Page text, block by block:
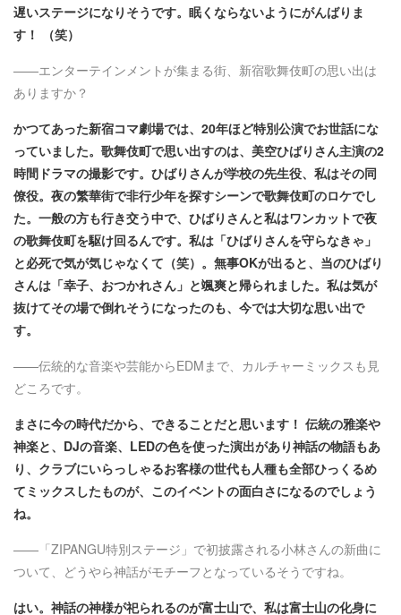
遅いステージになりそうです。眠くならないようにがんばりま
す！ （笑）
——エンターテインメントが集まる街、新宿歌舞伎町の思い出は
ありますか？
かつてあった新宿コマ劇場では、20年ほど特別公演でお世話にな
っていました。歌舞伎町で思い出すのは、美空ひばりさん主演の2
時間ドラマの撮影です。ひばりさんが学校の先生役、私はその同
僚役。夜の繁華街で非行少年を探すシーンで歌舞伎町のロケでし
た。一般の方も行き交う中で、ひばりさんと私はワンカットで夜
の歌舞伎町を駆け回るんです。私は「ひばりさんを守らなきゃ」
と必死で気が気じゃなくて（笑）。無事OKが出ると、当のひばり
さんは「幸子、おつかれさん」と颯爽と帰られました。私は気が
抜けてその場で倒れそうになったのも、今では大切な思い出で
す。
——伝統的な音楽や芸能からEDMまで、カルチャーミックスも見
どころです。
まさに今の時代だから、できることだと思います！ 伝統の雅楽や
神楽と、DJの音楽、LEDの色を使った演出があり神話の物語もあ
り、クラブにいらっしゃるお客様の世代も人種も全部ひっくるめ
てミックスしたものが、このイベントの面白さになるのでしょう
ね。
——「ZIPANGU特別ステージ」で初披露される小林さんの新曲に
ついて、どうやら神話がモチーフとなっているそうですね。
はい。神話の神様が祀られるのが富士山で、私は富士山の化身に